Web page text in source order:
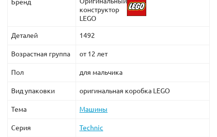
Бренд
конструктор
LEGO
Деталей 1492
Возрастная группа от 12 лет
Пол для мальчика
Вид упаковки оригинальная коробка LEGO
Тема Машины
Серия Technic